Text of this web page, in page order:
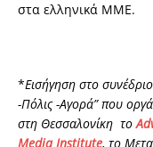
στα ελληνικά ΜΜΕ.
*Εισήγηση στο
-Πόλις -Αγορά” που
στη Θεσσαλονίκη το
Media Institute, το